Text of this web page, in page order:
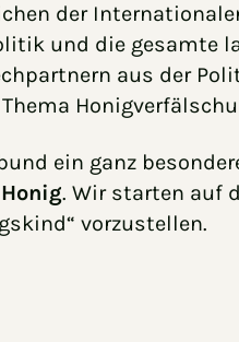
der
und die gesamte
aus der
ein ganz
. Wir starten auf
vorzustellen.